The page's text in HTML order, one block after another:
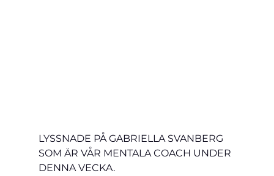
LYSSNADE PÅ GABRIELLA SVANBERG
SOM ÄR VÅR MENTALA COACH UNDER
DENNA VECKA.